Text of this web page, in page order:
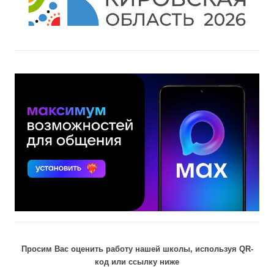
Просим Вас оценить работу нашей школы, используя QR-
код или ссылку ниже